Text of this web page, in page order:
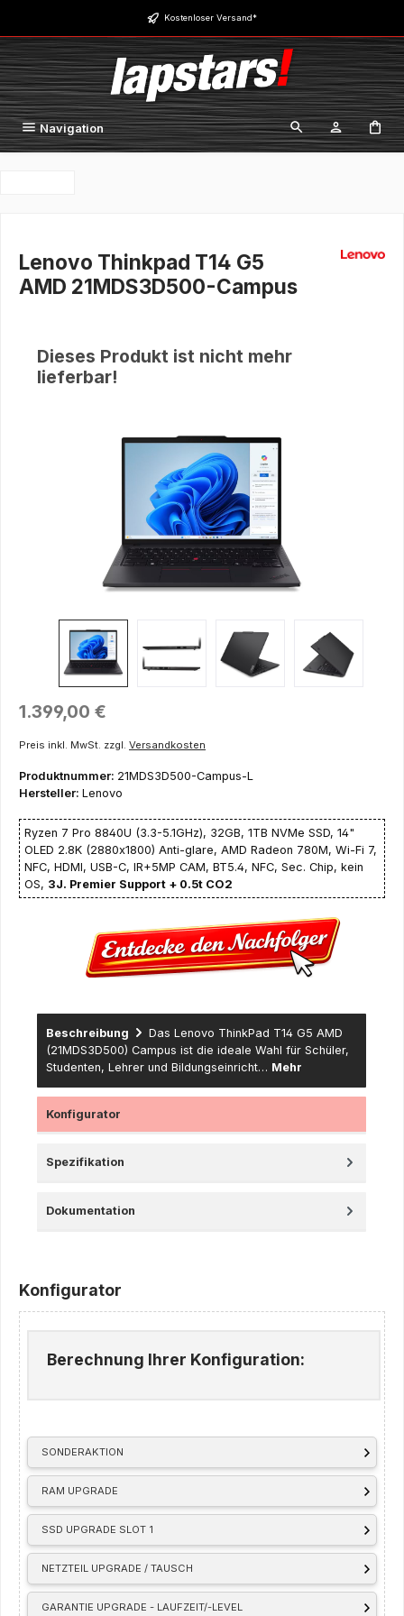
Zum Hauptinhalt springen Kostenloser Versand*
Navigation
Lenovo Thinkpad T14 G5
AMD 21MDS3D500-Campus
Dieses Produkt ist nicht mehr
lieferbar!
Regulärer Preis:
1.399,00 €
Preis inkl. MwSt. zzgl. Versandkosten
Produktnummer: 21MDS3D500-Campus-L
Hersteller: Lenovo
Ryzen 7 Pro 8840U (3.3-5.1GHz), 32GB, 1TB NVMe SSD, 14"
OLED 2.8K (2880x1800) Anti-glare, AMD Radeon 780M, Wi-Fi 7,
NFC, HDMI, USB-C, IR+5MP CAM, BT5.4, NFC, Sec. Chip, kein
OS, 3J. Premier Support + 0.5t CO2
Beschreibung
Das Lenovo ThinkPad T14 G5 AMD
(21MDS3D500) Campus ist die ideale Wahl für Schüler,
Studenten, Lehrer und Bildungseinricht… Mehr
Konfigurator
Spezifikation
Dokumentation
Konfigurator
SONDERAKTION
RAM UPGRADE
SSD UPGRADE SLOT 1
NETZTEIL UPGRADE / TAUSCH
GARANTIE UPGRADE - LAUFZEIT/-LEVEL
Berechnung Ihrer Konfiguration: